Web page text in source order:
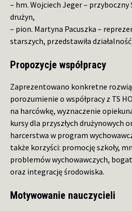
– hm. Wojciech Jeger – przyboczny
drużyn,
– pion. Martyna Pacuszka –
starszych, przedstawiła działalność
Propozycje współpracy
Zaprezentowano konkretne
porozumienie o współpracy z TS
na harcówkę, wyznaczenie
kursy dla przyszłych drużynowych
harcerstwa w program
także korzyści: promocję szkoły,
problemów wychowawczych,
oraz integrację środowiska.
Motywowanie nauczycieli